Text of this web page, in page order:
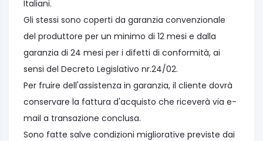
Italiani.
Gli stessi sono coperti da garanzia convenzionale
del produttore per un minimo di 12 mesi e dalla
garanzia di 24 mesi per i difetti di conformità, ai
sensi del Decreto Legislativo nr.24/02.
Per fruire dell'assistenza in garanzia, il cliente dovrà
conservare la fattura d'acquisto che riceverà via e-
mail a transazione conclusa.
Sono fatte salve condizioni migliorative previste dai